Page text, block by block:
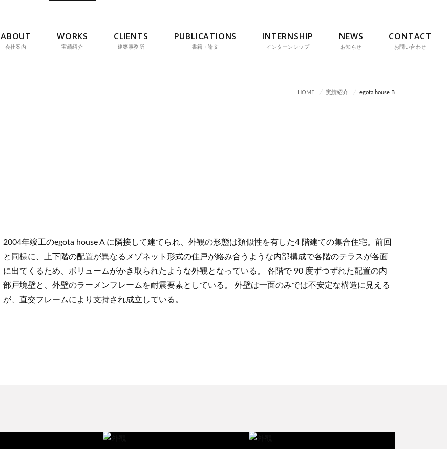
ABOUT
会社案内
WORKS
実績紹介
CLIENTS
建築事務所
PUBLICATIONS
書籍・論文
INTERNSHIP
インターンシップ
NEWS
お知らせ
CONTACT
お問い合わせ
HOME 実績紹介 egota house B
2004年竣工のegota house A に隣接して建てられ、外観の形態は類似性を有した4 階建ての集合住宅。前回
と同様に、上下階の配置が異なるメゾネット形式の住戸が絡み合うような内部構成で各階のテラスが各面
に出てくるため、ボリュームがかき取られたような外観となっている。 各階で 90 度ずつずれた配置の内
部戸境壁と、外壁のラーメンフレームを耐震要素としている。 外壁は一面のみでは不安定な構造に見える
が、直交フレームにより支持され成立している。